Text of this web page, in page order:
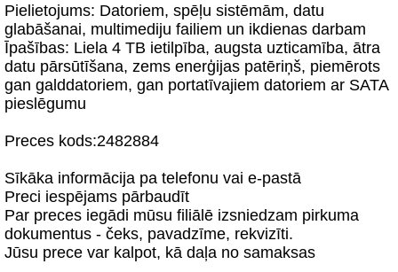
Pielietojums: Datoriem, spēļu sistēmām, datu
glabāšanai, multimediju failiem un ikdienas darbam
Īpašības: Liela 4 TB ietilpība, augsta uzticamība, ātra
datu pārsūtīšana, zems enerģijas patēriņš, piemērots
gan galddatoriem, gan portatīvajiem datoriem ar SATA
pieslēgumu
Preces kods:2482884
Sīkāka informācija pa telefonu vai e-pastā
Preci iespējams pārbaudīt
Par preces iegādi mūsu filiālē izsniedzam pirkuma
dokumentus - čeks, pavadzīme, rekvizīti.
Jūsu prece var kalpot, kā daļa no samaksas